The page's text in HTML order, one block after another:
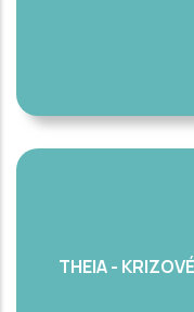
THEIA -